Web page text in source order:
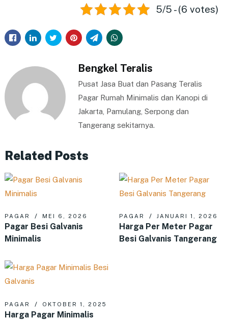
5/5 - (6 votes)
Bengkel Teralis
Pusat Jasa Buat dan Pasang Teralis
Pagar Rumah Minimalis dan Kanopi di
Jakarta, Pamulang, Serpong dan
Tangerang sekitarnya.
Related Posts
PAGAR MEI 6, 2026
Pagar Besi Galvanis
Minimalis
PAGAR JANUARI 1, 2026
Harga Per Meter Pagar
Besi Galvanis Tangerang
PAGAR OKTOBER 1, 2025
Harga Pagar Minimalis